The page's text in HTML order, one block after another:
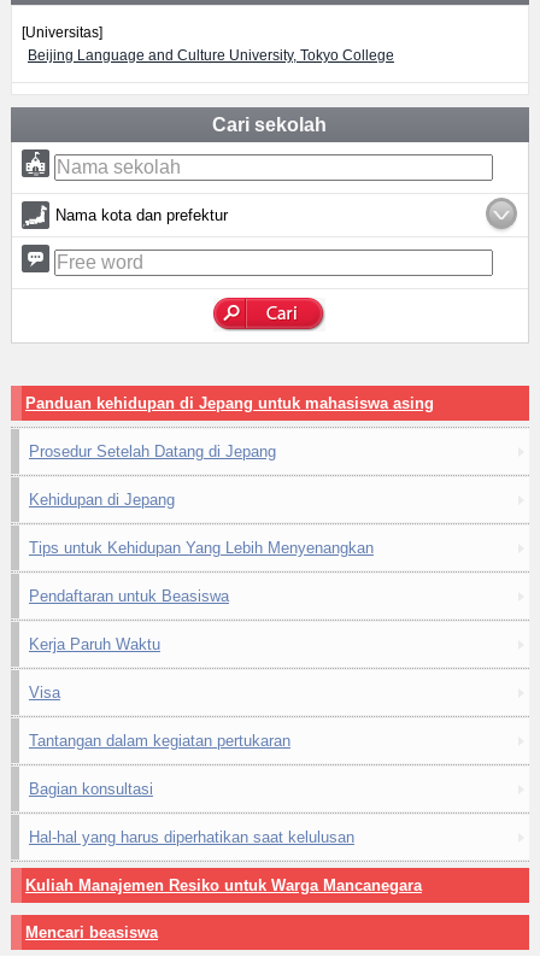
[Universitas]
Beijing Language and Culture University, Tokyo College
Cari sekolah
Nama kota dan prefektur
Panduan kehidupan di Jepang untuk mahasiswa asing
Prosedur Setelah Datang di Jepang
Kehidupan di Jepang
Tips untuk Kehidupan Yang Lebih Menyenangkan
Pendaftaran untuk Beasiswa
Kerja Paruh Waktu
Visa
Tantangan dalam kegiatan pertukaran
Bagian konsultasi
Hal-hal yang harus diperhatikan saat kelulusan
Kuliah Manajemen Resiko untuk Warga Mancanegara
Mencari beasiswa